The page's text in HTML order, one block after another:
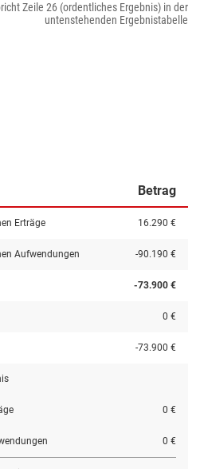
Zeile 26 (ordentliches Ergebnis) in der
untenstehenden Ergebnistabelle
Betrag
Erträge 16.290 €
Aufwendungen -90.190 €
-73.900 €
0 €
-73.900 €
0 €
0 €